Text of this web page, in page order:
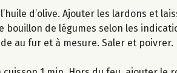
d’olive. Ajouter les lardons et
de légumes selon les
au fur et à mesure. Saler et poivrer.